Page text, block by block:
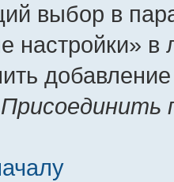
выбор в
настройки»
Присоединить